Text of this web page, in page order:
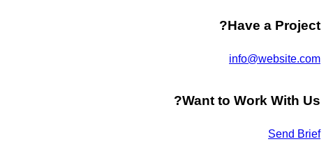
Have a Project?
info@website.com
Want to Work With Us?
Send Brief